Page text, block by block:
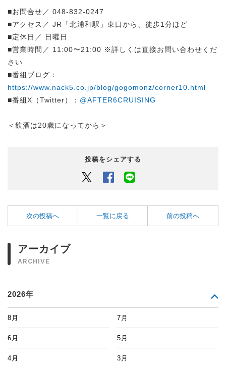
■お問合せ／ 048-832-0247
■アクセス／ JR「北浦和駅」東口から、徒歩1分ほど
■定休日／ 日曜日
■営業時間／ 11:00〜21:00 ※詳しくは直接お問い合わせくだ
さい
■番組ブログ：
https://www.nack5.co.jp/blog/gogomonz/corner10.html
■番組X（Twitter）： @AFTER6CRUISING
＜飲酒は20歳になってから＞
投稿をシェアする
Twitter Facebook
次の投稿へ 一覧に戻る 前の投稿へ
アーカイブ
ARCHIVE
2026年
8月 7月
6月 5月
4月 3月